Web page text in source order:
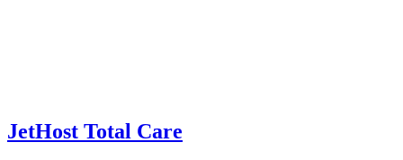
JetHost Total Care